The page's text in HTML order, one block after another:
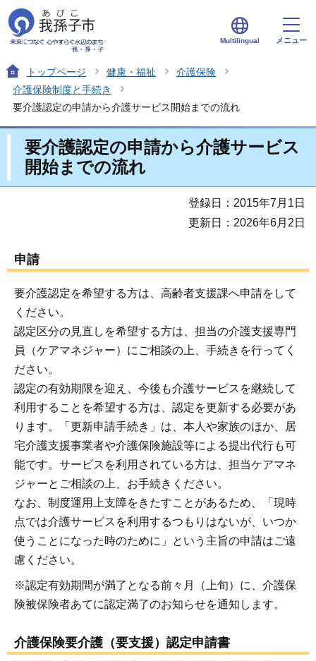
Multilingual メニュー
トップページ 健康・福祉
介護保険
介護保険制度と手続き
要介護認定の申請から介護サービス開始までの流れ
要介護認定の申請から介護サービス
開始までの流れ
登録日：2015年7月1日
更新日：2026年6月2日
申請
要介護認定を希望する方は、高齢者支援課へ申請をして
ください。
認定区分の見直しを希望する方は、担当の介護支援専門
員（ケアマネジャー）にご相談の上、手続きを行ってく
ださい。
認定の有効期限を迎え、今後も介護サービスを継続して
利用することを希望する方は、認定を更新する必要があ
ります。「更新申請手続き」は、本人や家族のほか、居
宅介護支援事業者や介護保険施設等による提出代行も可
能です。サービスを利用されている方は、担当ケアマネ
ジャーとご相談の上、お手続きください。
なお、制度運用上支障をきたすことがあるため、「現時
点では介護サービスを利用するつもりはないが、いつか
使うことになった時のために」という主旨の申請はご遠
慮ください。
※認定有効期間が満了となる前々月（上旬）に、介護保
険被保険者あてに認定満了のお知らせを通知します。
介護保険要介護（要支援）認定申請書